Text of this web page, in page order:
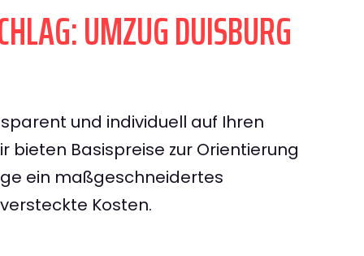
UMZUG DUISBURG
und individuell auf Ihren
bieten Basispreise zur Orientierung
ein maßgeschneidertes
Kosten.